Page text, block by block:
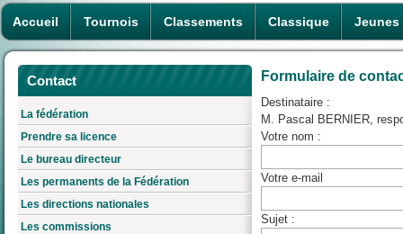
Accueil Tournois Classements Classique Jeunes
Contact
La fédération
Prendre sa licence
Le bureau directeur
Les permanents de la Fédération
Les directions nationales
Les commissions
Formulaire de
Destinataire :
M. Pascal BERNIER,
Votre nom :
Votre e-mail
Sujet :